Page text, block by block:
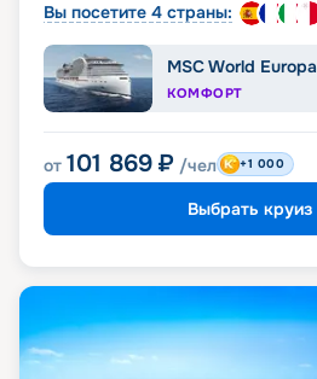
Вы посетите 4 страны:
MSC World Europa
КОМФОРТ
от 101 869 ₽ /чел +1 000
Выбрать круиз